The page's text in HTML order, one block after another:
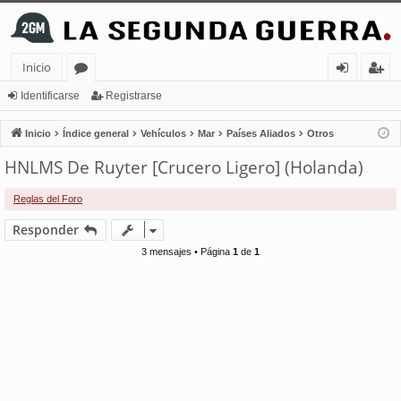
Inicio
or
os
nt
ifi
ca
ist
ra
Identificarse Registrarse
Inicio Índice general Vehículos Mar Países Aliados Otros
HNLMS De Ruyter [Crucero Ligero] (Holanda)
Reglas del Foro
Responder
3 mensajes • Página 1 de 1